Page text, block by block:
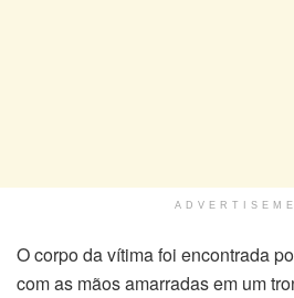
O corpo da vítima foi encontrada
com as mãos amarradas em um